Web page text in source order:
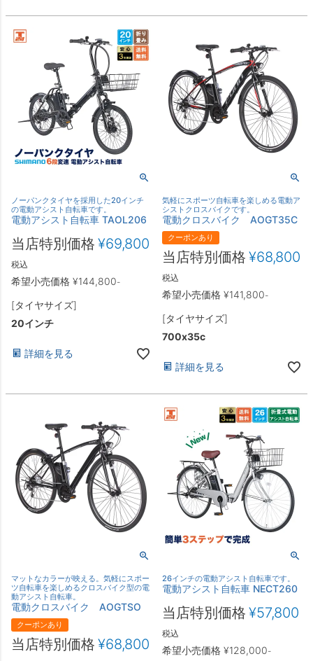
ノーパンクタイヤを採用した20インチ
の電動アシスト自転車です。
電動アシスト自転車 TAOL206
希望小売価格 ¥144,800-
当店特別価格 ¥69,800
税込
[タイヤサイズ]
20インチ
詳細を見る
気軽にスポーツ自転車を楽しめる電動ア
シストクロスバイクです。
電動クロスバイク AOGT35C
クーポンあり
希望小売価格 ¥141,800-
当店特別価格 ¥68,800
税込
[タイヤサイズ]
700x35c
詳細を見る
マットなカラーが映える。気軽にスポー
ツ自転車を楽しめるクロスバイク型の電
動アシスト自転車。
電動クロスバイク AOGTSO
クーポンあり
当店特別価格 ¥68,800
26インチの電動アシスト自転車です。
電動アシスト自転車 NECT260
希望小売価格 ¥128,000-
当店特別価格 ¥57,800
税込